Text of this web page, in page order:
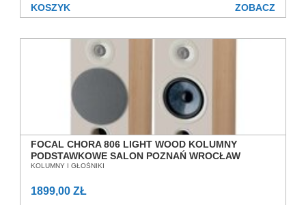
KOSZYK ZOBACZ
FOCAL CHORA 806 LIGHT WOOD KOLUMNY
PODSTAWKOWE SALON POZNAŃ WROCŁAW
KOLUMNY I GŁOŚNIKI
1899,00 ZŁ